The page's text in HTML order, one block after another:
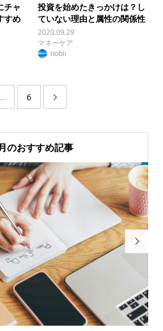
チャ
すめ
投資を始めたきっかけは？し
ていない理由と属性の関係性
2020.09.29
マネーケア
nobii
… 6 
のおすすめ記事
